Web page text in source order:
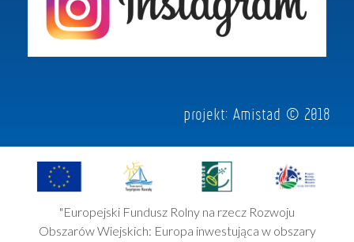
projekt: Amistad © 2018
"Europejski Fundusz Rolny na rzecz Rozwoju
Obszarów Wiejskich: Europa inwestująca w obszary